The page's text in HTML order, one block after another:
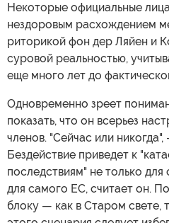
Некоторые официальные
нездоровым расхождением
риторикой фон дер Ляйен и
суровой реальностью,
еще много лет до
Одновременно зреет
показать, что он всерьез
членов. "Сейчас или
Бездействие приведет к
последствиям" не только
для самого ЕС, считает он.
блоку — как в Старом свете,